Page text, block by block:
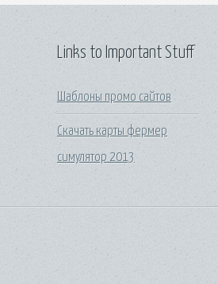
Links to Important Stuff
Шаблоны промо сайтов
Скачать карты фермер
симулятор 2013